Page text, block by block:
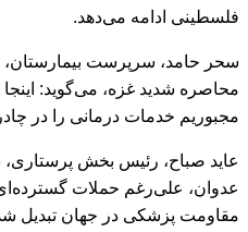
فلسطینی ادامه می‌دهد.
سحر حامد، سرپرست بیمارستان،
محاصره شدید غزه، می‌گوید: اینجا
مجبوریم خدمات درمانی را در
عاید صباح، رئیس بخش پرستاری،
عدوان، علی‌رغم حملات
مقاومت پزشکی در جهان تبدیل